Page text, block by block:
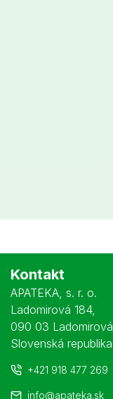
Kontakt
APATEKA, s. r. o.
Ladomirová 184,
090 03 Ladomirová
Slovenská republika
+421 918 477 269
info@apateka.sk